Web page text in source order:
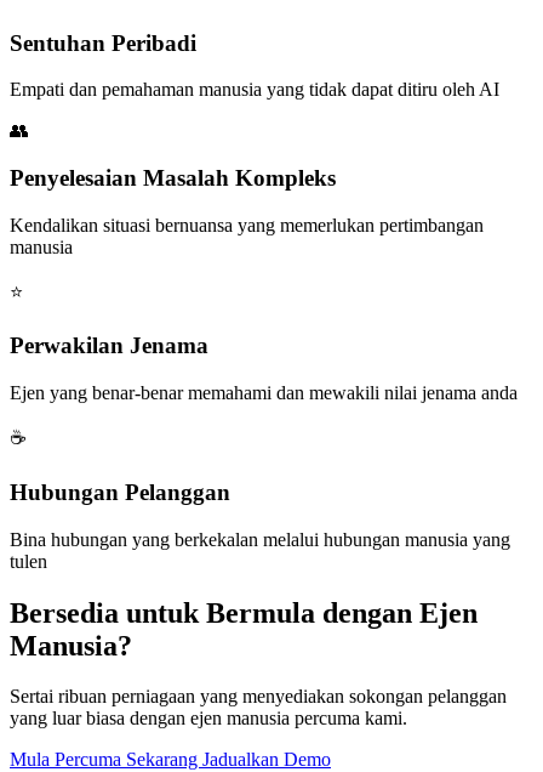
Sentuhan Peribadi
Empati dan pemahaman manusia yang tidak dapat ditiru oleh AI
👥
Penyelesaian Masalah Kompleks
Kendalikan situasi bernuansa yang memerlukan pertimbangan
manusia
⭐
Perwakilan Jenama
Ejen yang benar-benar memahami dan mewakili nilai jenama anda
☕
Hubungan Pelanggan
Bina hubungan yang berkekalan melalui hubungan manusia yang
tulen
Bersedia untuk Bermula dengan Ejen
Manusia?
Sertai ribuan perniagaan yang menyediakan sokongan pelanggan
yang luar biasa dengan ejen manusia percuma kami.
Mula Percuma Sekarang Jadualkan Demo